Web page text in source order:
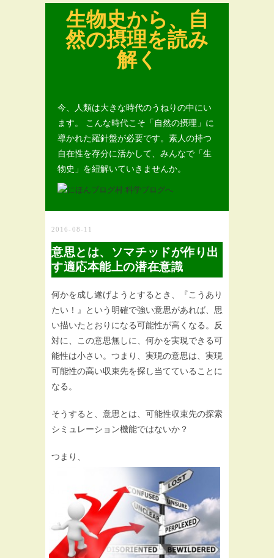
生物史から、自
然の摂理を読み
解く
今、人類は大きな時代のうねりの中にい
ます。 こんな時代こそ「自然の摂理」に
導かれた羅針盤が必要です。素人の持つ
自在性を存分に活かして、みんなで「生
物史」を紐解いていきませんか。
2016-08-11
意思とは、ソマチッドが作り出
す適応本能上の潜在意識
何かを成し遂げようとするとき、『こうあり
たい！』という明確で強い意思があれば、思
い描いたとおりになる可能性が高くなる。反
対に、この意思無しに、何かを実現できる可
能性は小さい。つまり、実現の意思は、実現
可能性の高い収束先を探し当てていることに
なる。
そうすると、意思とは、可能性収束先の探索
シミュレーション機能ではないか？
つまり、